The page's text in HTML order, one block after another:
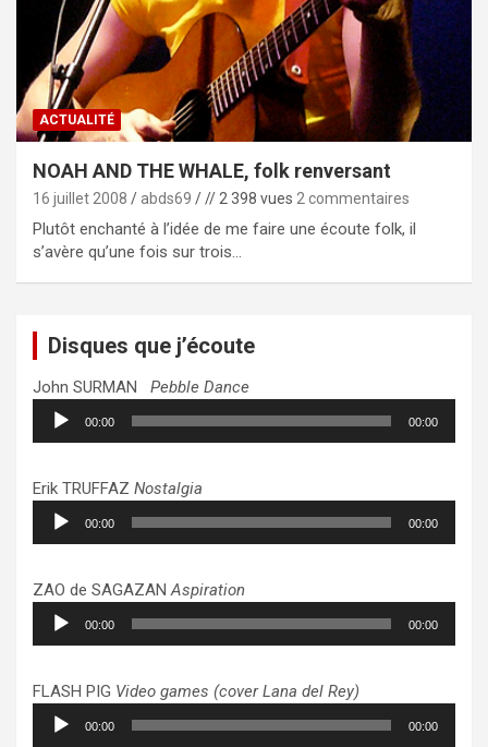
ACTUALITÉ
NOAH AND THE WHALE, folk renversant
16 juillet 2008 abds69 // 2 398 vues 2 commentaires
Plutôt enchanté à l’idée de me faire une écoute folk, il
s’avère qu’une fois sur trois…
Disques que j’écoute
John SURMAN Pebble Dance
Lecteur
audio
00:00 00:00
Erik TRUFFAZ Nostalgia
Lecteur
audio
00:00 00:00
ZAO de SAGAZANAspiration
Lecteur
audio
00:00 00:00
FLASH PIG Video games (cover Lana del Rey)
Lecteur
audio
00:00 00:00